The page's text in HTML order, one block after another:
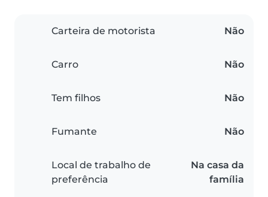
Carteira de motorista Não
Carro Não
Tem filhos Não
Fumante Não
Local de trabalho de
preferência
Na casa da
família